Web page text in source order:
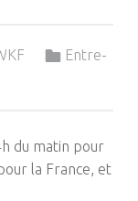
Entre-
du matin pour
la France, et